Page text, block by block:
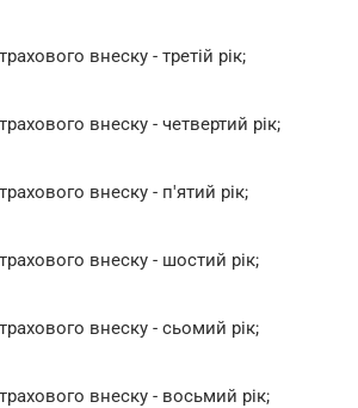
внеску - третій рік;
внеску - четвертий рік;
внеску - п'ятий рік;
внеску - шостий рік;
внеску - сьомий рік;
внеску - восьмий рік;